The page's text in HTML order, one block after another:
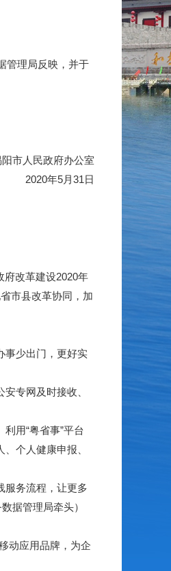
管理局反映，并于
人民政府办公室
2020年5月31日
改革建设2020年
市县改革协同，加
事少出门，更好实
专网及时接收、
用“粤省事”平台
个人健康申报、
服务流程，让更多
据管理局牵头）
动应用品牌，为企